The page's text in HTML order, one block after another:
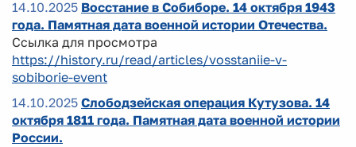
14.10.2025 Восстание в Собиборе. 14 октября 1943
года. Памятная дата военной истории Отечества.
Ссылка для просмотра
https://history.ru/read/articles/vosstaniie-v-
sobiborie-event
14.10.2025 Слободзейская операция Кутузова. 14
октября 1811 года. Памятная дата военной истории
России.